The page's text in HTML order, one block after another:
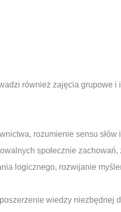
również zajęcia grupowe i
rozumienie sensu słów
społecznie zachowań,
logicznego, rozwijanie
wiedzy niezbędnej